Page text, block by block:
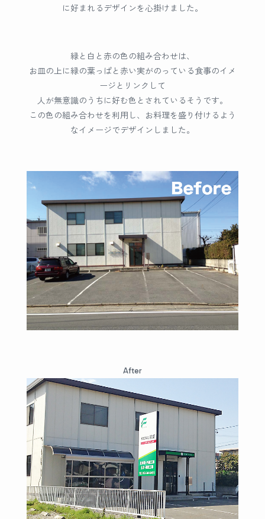
に好まれるデザインを心掛けました。
緑と白と赤の色の組み合わせは、
お皿の上に緑の葉っぱと赤い実がのっている食事のイメ
ージとリンクして
人が無意識のうちに好む色とされているそうです。
この色の組み合わせを利用し、お料理を盛り付けるよう
なイメージでデザインしました。
After